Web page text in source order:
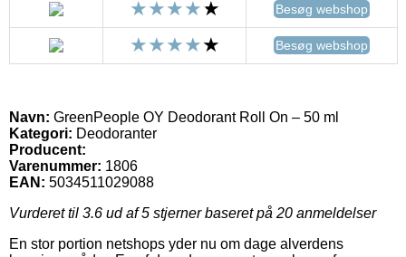
Besøg webshop
Besøg webshop
Navn: GreenPeople OY Deodorant Roll On – 50 ml
Kategori: Deodoranter
Producent:
Varenummer: 1806
EAN: 5034511029088
Vurderet til 3.6 ud af 5 stjerner baseret på 20 anmeldelser
En stor portion netshops yder nu om dage alverdens